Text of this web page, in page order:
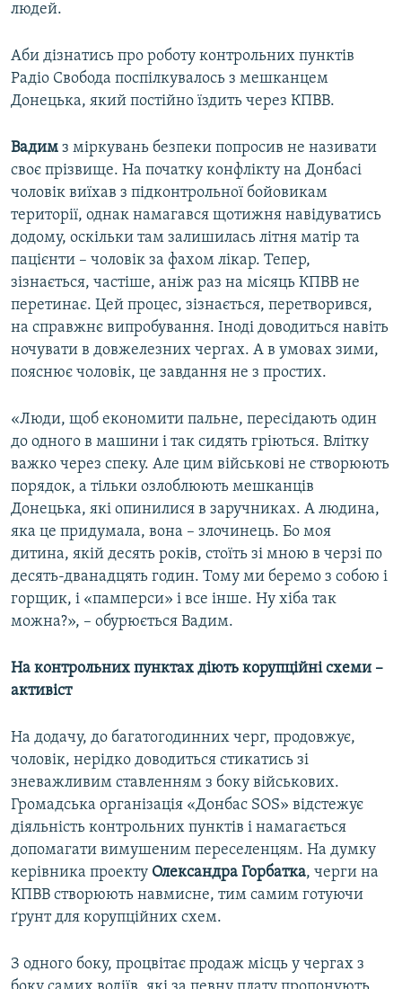
людей.
Аби дізнатись про роботу контрольних пунктів
Радіо Свобода поспілкувалось з мешканцем
Донецька, який постійно їздить через КПВВ.
Вадим з міркувань безпеки попросив не називати
своє прізвище. На початку конфлікту на Донбасі
чоловік виїхав з підконтрольної бойовикам
території, однак намагався щотижня навідуватись
додому, оскільки там залишилась літня матір та
пацієнти – чоловік за фахом лікар. Тепер,
зізнається, частіше, аніж раз на місяць КПВВ не
перетинає. Цей процес, зізнається, перетворився,
на справжнє випробування. Іноді доводиться навіть
ночувати в довжелезних чергах. А в умовах зими,
пояснює чоловік, це завдання не з простих.
«Люди, щоб економити пальне, пересідають один
до одного в машини і так сидять гріються. Влітку
важко через спеку. Але цим військові не створюють
порядок, а тільки озлоблюють мешканців
Донецька, які опинилися в заручниках. А людина,
яка це придумала, вона – злочинець. Бо моя
дитина, якій десять років, стоїть зі мною в черзі по
десять-дванадцять годин. Тому ми беремо з собою і
горщик, і «памперси» і все інше. Ну хіба так
можна?», – обурюється Вадим.
На контрольних пунктах діють корупційні схеми –
активіст
На додачу, до багатогодинних черг, продовжує,
чоловік, нерідко доводиться стикатись зі
зневажливим ставленням з боку військових.
Громадська організація «Донбас SOS» відстежує
діяльність контрольних пунктів і намагається
допомагати вимушеним переселенцям. На думку
керівника проекту Олександра Горбатка, черги на
КПВВ створюють навмисне, тим самим готуючи
ґрунт для корупційних схем.
З одного боку, процвітає продаж місць у чергах з